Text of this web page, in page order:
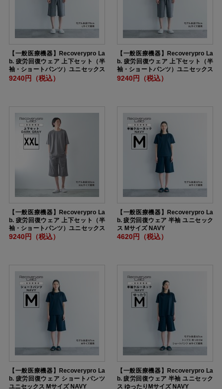
【一般医療機器】Recoverypro La
b. 疲労回復ウェア 上下セット（半
袖・ショートパンツ）ユニセックス
Lサイズ DARKGRAY
9240円（税込）
【一般医療機器】Recoverypro La
b. 疲労回復ウェア 上下セット（半
袖・ショートパンツ）ユニセックス
XLサイズ DARKGRAY
9240円（税込）
【一般医療機器】Recoverypro La
b. 疲労回復ウェア 上下セット（半
袖・ショートパンツ）ユニセックス
XXLサイズ DARKGRAY
9240円（税込）
【一般医療機器】Recoverypro La
b. 疲労回復ウェア 半袖 ユニセック
ス Mサイズ NAVY
4620円（税込）
【一般医療機器】Recoverypro La
b. 疲労回復ウェア ショートパンツ
ユニセックス Mサイズ NAVY
【一般医療機器】Recoverypro La
b. 疲労回復ウェア 半袖 ユニセック
ス ゆったりMサイズ NAVY